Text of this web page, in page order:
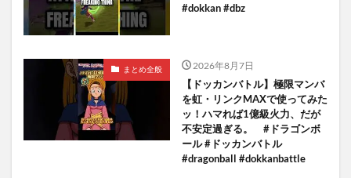
#dokkan #dbz
まとめ全般 2026年8月7日
【ドッカンバトル】極限マンバ
を虹・リンクMAXで使ってみた
ッ！ハマれば1億級火力、だが
不安定過ぎる。 #ドラゴンボ
ール #ドッカンバトル
#dragonball #dokkanbattle